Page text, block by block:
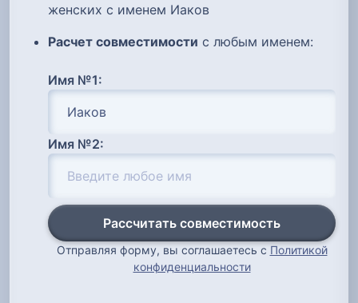
женских с именем Иаков
Расчет совместимости с любым именем:
Имя №1:
Имя №2:
Рассчитать совместимость
Отправляя форму, вы соглашаетесь с Политикой
конфиденциальности